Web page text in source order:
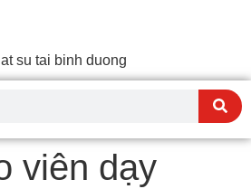
viên dạy